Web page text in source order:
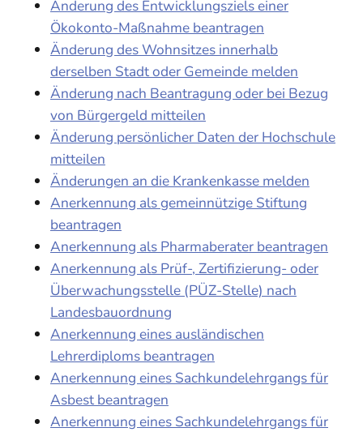
Änderung des Entwicklungsziels einer
Ökokonto-Maßnahme beantragen
Änderung des Wohnsitzes innerhalb
derselben Stadt oder Gemeinde melden
Änderung nach Beantragung oder bei Bezug
von Bürgergeld mitteilen
Änderung persönlicher Daten der Hochschule
mitteilen
Änderungen an die Krankenkasse melden
Anerkennung als gemeinnützige Stiftung
beantragen
Anerkennung als Pharmaberater beantragen
Anerkennung als Prüf-, Zertifizierung- oder
Überwachungsstelle (PÜZ-Stelle) nach
Landesbauordnung
Anerkennung eines ausländischen
Lehrerdiploms beantragen
Anerkennung eines Sachkundelehrgangs für
Asbest beantragen
Anerkennung eines Sachkundelehrgangs für